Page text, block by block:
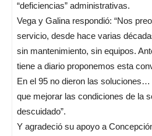
“deficiencias” administrativas.
Vega y Galina respondió: “Nos
servicio, desde hace varias
sin mantenimiento, sin equipos.
tiene a diario proponemos esta
En el 95 no dieron las soluciones…
que mejorar las condiciones de la
descuidado”.
Y agradeció su apoyo a